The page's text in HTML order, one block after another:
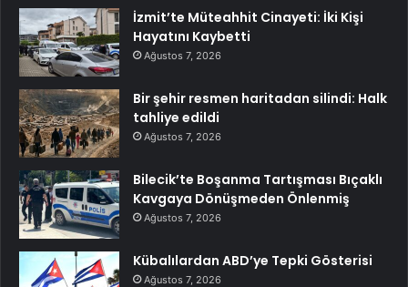
İzmit’te Müteahhit Cinayeti: İki Kişi
Hayatını Kaybetti
Ağustos 7, 2026
Bir şehir resmen haritadan silindi: Halk
tahliye edildi
Ağustos 7, 2026
Bilecik’te Boşanma Tartışması Bıçaklı
Kavgaya Dönüşmeden Önlenmiş
Ağustos 7, 2026
Kübalılardan ABD’ye Tepki Gösterisi
Ağustos 7, 2026